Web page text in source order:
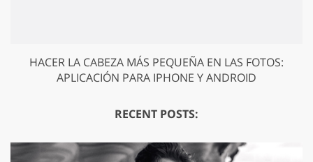
HACER LA CABEZA MÁS PEQUEÑA EN LAS FOTOS:
APLICACIÓN PARA IPHONE Y ANDROID
RECENT POSTS: